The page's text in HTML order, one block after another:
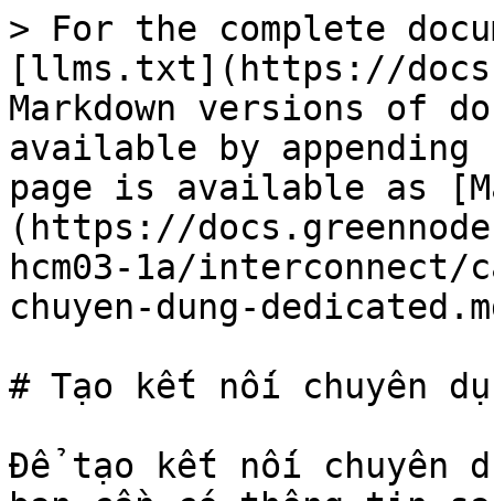
> For the complete
[llms.txt](https://
Markdown versions of
available by
page is available as
(https://
hcm03-1a/
chuyen-dung-
# Tạo kết nối chuyên
Để tạo kết nối chuyên